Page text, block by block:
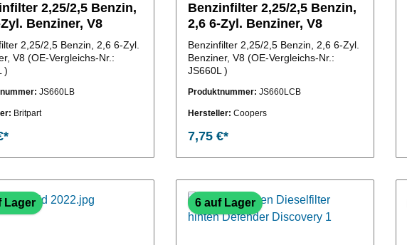
2,25/2,5 Benzin,
Benziner, V8
2,25/2,5 Benzin, 2,6 6-Zyl.
V8 (OE-Vergleichs-Nr.:
)
JS660LB
Britpart
Benzinfilter 2,25/2,5 Benzin,
2,6 6-Zyl. Benziner, V8
Benzinfilter 2,25/2,5 Benzin, 2,6 6-Zyl.
Benziner, V8 (OE-Vergleichs-Nr.:
JS660L )
Produktnummer: JS660LCB
Hersteller: Coopers
7,75 €*
Lager 6 auf Lager